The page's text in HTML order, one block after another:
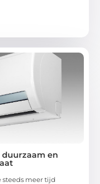
en
steeds meer tijd